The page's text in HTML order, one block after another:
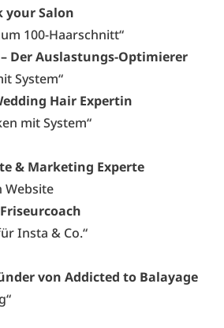
your Salon
100-Haarschnitt“
Der Auslastungs-Optimierer
System“
Hair Expertin
mit System“
& Marketing Experte
Website
Insta & Co.“
von Addicted to Balayage